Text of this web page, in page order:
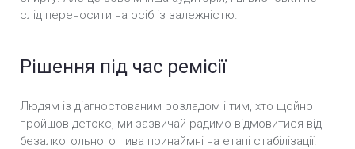
слід переносити на осіб із залежністю.
Рішення під час ремісії
Людям із діагностованим розладом і тим, хто щойно
пройшов детокс, ми зазвичай радимо відмовитися від
безалкогольного пива принаймні на етапі стабілізації.